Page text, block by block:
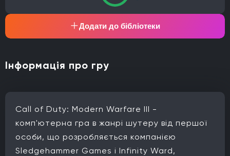
Додати до бібліотеки
Інформація про гру
Call of Duty: Modern Warfare III -
комп'ютерна гра в жанрі шутеру від першої
особи, що розробляється компанією
Sledgehammer Games і Infinity Ward,